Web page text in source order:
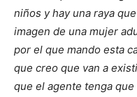
niños y hay una raya
imagen de una mujer
por el que mando esta
que creo que van a
que el agente tenga